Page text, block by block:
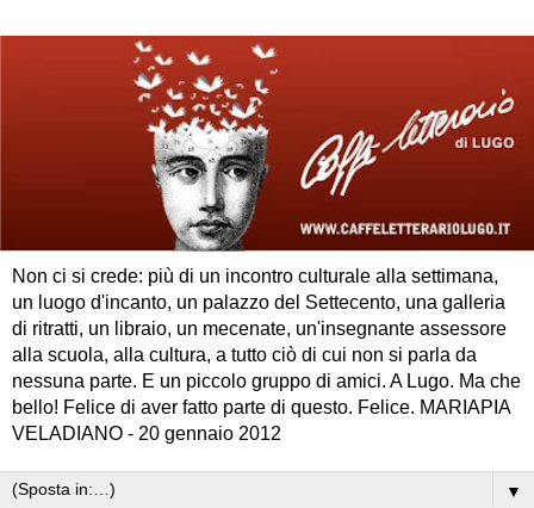
Non ci si crede: più di un incontro culturale alla settimana,
un luogo d'incanto, un palazzo del Settecento, una galleria
di ritratti, un libraio, un mecenate, un'insegnante assessore
alla scuola, alla cultura, a tutto ciò di cui non si parla da
nessuna parte. E un piccolo gruppo di amici. A Lugo. Ma che
bello! Felice di aver fatto parte di questo. Felice. MARIAPIA
VELADIANO - 20 gennaio 2012
▼